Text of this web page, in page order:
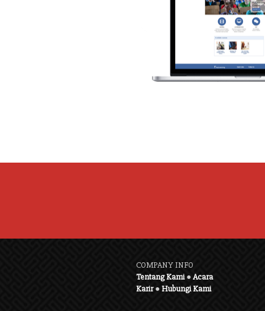
COMPANY INFO
Tentang Kami●Acara
Karir●Hubungi Kami